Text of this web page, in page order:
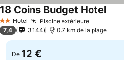
2 Étoiles
Hotel Piscine extérieure
18 Coins Budget Hotel
7,4 3 144 0.7 km de la plage
De 12 €